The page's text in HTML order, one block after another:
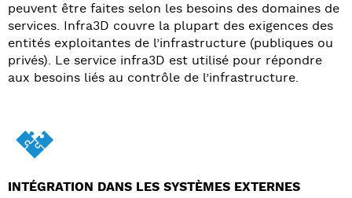
peuvent être faites selon les besoins des domaines de
services. Infra3D couvre la plupart des exigences des
entités exploitantes de l’infrastructure (publiques ou
privés). Le service infra3D est utilisé pour répondre
aux besoins liés au contrôle de l’infrastructure.
INTÉGRATION DANS LES SYSTÈMES EXTERNES